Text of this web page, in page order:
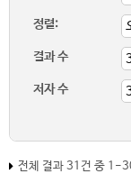
정렬:
결과 수
저자 수
전체 결과 31건 중 1-